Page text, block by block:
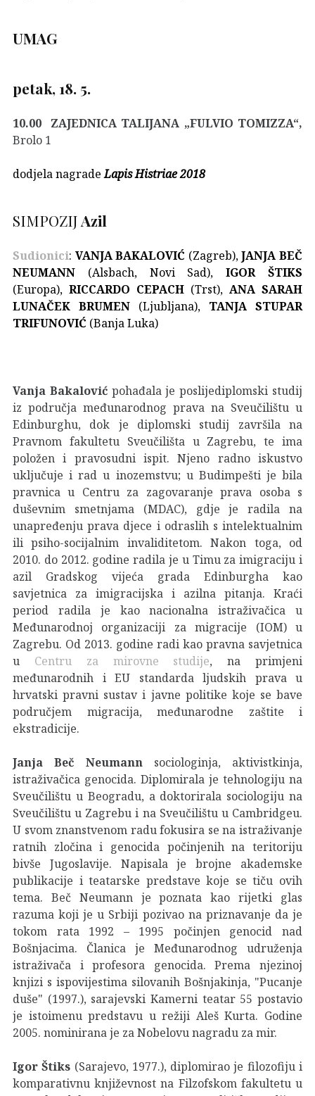
UMAG
petak, 18. 5.
10.00 ZAJEDNICA TALIJANA „FULVIO TOMIZZA“,
Brolo 1
dodjelanagradeLapis Histriae 2018
SIMPOZIJAzil
Sudionici: VANJA BAKALOVIĆ (Zagreb),JANJA BEČ
NEUMANN (Alsbach, Novi Sad),IGOR ŠTIKS
(Europa), RICCARDO CEPACH (Trst), ANA SARAH
LUNAČEK BRUMEN (Ljubljana), TANJA STUPAR
TRIFUNOVIĆ (Banja Luka)
Vanja Bakalović pohađala je poslijediplomski studij
iz područja međunarodnog prava na Sveučilištu u
Edinburghu, dok je diplomski studij završila na
Pravnom fakultetu Sveučilišta u Zagrebu, te ima
položen i pravosudni ispit. Njeno radno iskustvo
uključuje i rad u inozemstvu; u Budimpešti je bila
pravnica u Centru za zagovaranje prava osoba s
duševnim smetnjama (MDAC), gdje je radila na
unapređenju prava djece i odraslih s intelektualnim
ili psiho-socijalnim invaliditetom. Nakon toga, od
2010. do 2012. godine radila je u Timu za imigraciju i
azil Gradskog vijeća grada Edinburgha kao
savjetnica za imigracijska i azilna pitanja. Kraći
period radila je kao nacionalna istraživačica u
Međunarodnoj organizaciji za migracije (IOM) u
Zagrebu. Od 2013. godine radi kao pravna savjetnica
u Centru za mirovne studije, na primjeni
međunarodnih i EU standarda ljudskih prava u
hrvatski pravni sustav i javne politike koje se bave
područjem migracija, međunarodne zaštite i
ekstradicije.
Janja Beč Neumannsociologinja, aktivistkinja,
istraživačica genocida. Diplomirala je tehnologiju na
Sveučilištu u Beogradu, a doktorirala sociologiju na
Sveučilištu u Zagrebu i na Sveučilištu u Cambridgeu.
U svom znanstvenom radu fokusira se na istraživanje
ratnih zločina i genocida počinjenih na teritoriju
bivše Jugoslavije. Napisala je brojne akademske
publikacije i teatarske predstave koje se tiču ovih
tema. Beč Neumann je poznata kao rijetki glas
razuma koji je u Srbiji pozivao na priznavanje da je
tokom rata 1992 – 1995 počinjen genocid nad
Bošnjacima. Članica je Međunarodnog udruženja
istraživača i profesora genocida. Prema njezinoj
knjizi s ispovijestima silovanih Bošnjakinja, "Pucanje
duše" (1997.), sarajevski Kamerni teatar 55 postavio
je istoimenu predstavu u režiji Aleš Kurta. Godine
2005. nominirana je za Nobelovu nagradu za mir.
Igor Štiks (Sarajevo, 1977.), diplomirao je filozofiju i
komparativnu književnost na Filzofskom fakultetu u